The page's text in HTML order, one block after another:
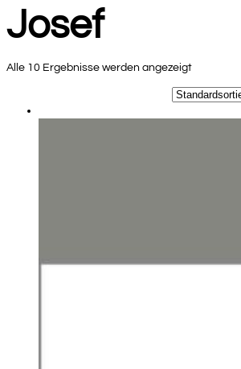
Josef
Alle 10 Ergebnisse werden angezeigt